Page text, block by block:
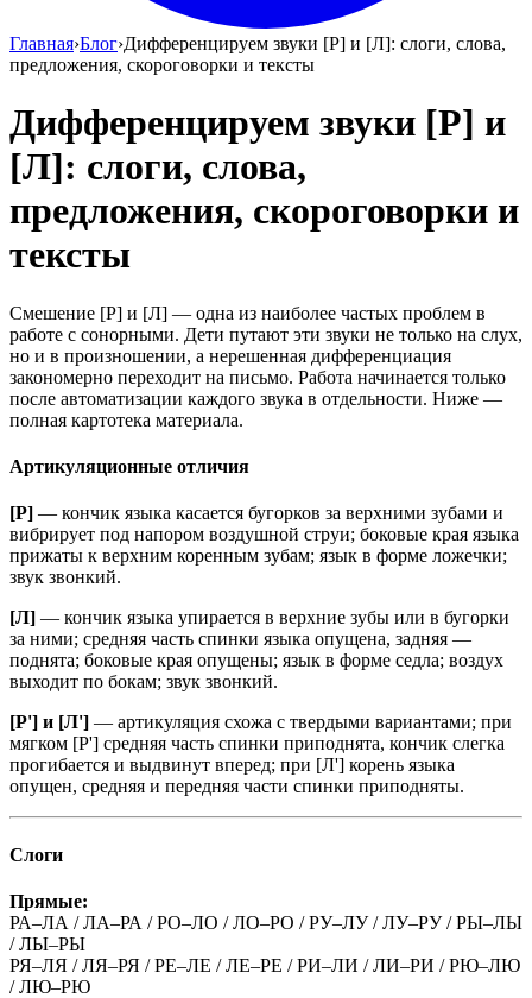
Главная›Блог›Дифференцируем звуки [Р] и [Л]: слоги, слова,
предложения, скороговорки и тексты
Дифференцируем звуки [Р] и
[Л]: слоги, слова,
предложения, скороговорки и
тексты
Смешение [Р] и [Л] — одна из наиболее частых проблем в
работе с сонорными. Дети путают эти звуки не только на слух,
но и в произношении, а нерешенная дифференциация
закономерно переходит на письмо. Работа начинается только
после автоматизации каждого звука в отдельности. Ниже —
полная картотека материала.
Артикуляционные отличия
[Р] — кончик языка касается бугорков за верхними зубами и
вибрирует под напором воздушной струи; боковые края языка
прижаты к верхним коренным зубам; язык в форме ложечки;
звук звонкий.
[Л] — кончик языка упирается в верхние зубы или в бугорки
за ними; средняя часть спинки языка опущена, задняя —
поднята; боковые края опущены; язык в форме седла; воздух
выходит по бокам; звук звонкий.
[Р'] и [Л'] — артикуляция схожа с твердыми вариантами; при
мягком [Р'] средняя часть спинки приподнята, кончик слегка
прогибается и выдвинут вперед; при [Л'] корень языка
опущен, средняя и передняя части спинки приподняты.
Слоги
Прямые:
РА–ЛА / ЛА–РА / РО–ЛО / ЛО–РО / РУ–ЛУ / ЛУ–РУ / РЫ–ЛЫ
/ ЛЫ–РЫ
РЯ–ЛЯ / ЛЯ–РЯ / РЕ–ЛЕ / ЛЕ–РЕ / РИ–ЛИ / ЛИ–РИ / РЮ–ЛЮ
/ ЛЮ–РЮ